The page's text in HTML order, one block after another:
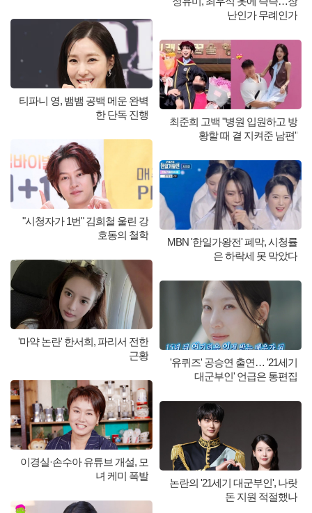
티파니 영, 뱀뱀 공백 메운 완벽
한 단독 진행
"시청자가 1번" 김희철 울린 강
호동의 철학
'마약 논란' 한서희, 파리서 전한
근황
이경실·손수아 유튜브 개설, 모
녀 케미 폭발
난인가 무례인가
최준희 고백 "병원 입원하고 방
황할 때 곁 지켜준 남편"
MBN '한일가왕전' 폐막, 시청률
은 하락세 못 막았다
'유퀴즈' 공승연 출연… '21세기
대군부인' 언급은 통편집
논란의 '21세기 대군부인', 나랏
돈 지원 적절했나